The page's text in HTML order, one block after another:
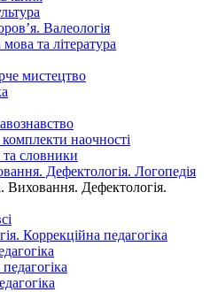
Валеологія
та література
мистецтво
наочності
словники
Дефектологія. Логопедія
Виховання. Дефектологія.
Коррекційна педагогіка